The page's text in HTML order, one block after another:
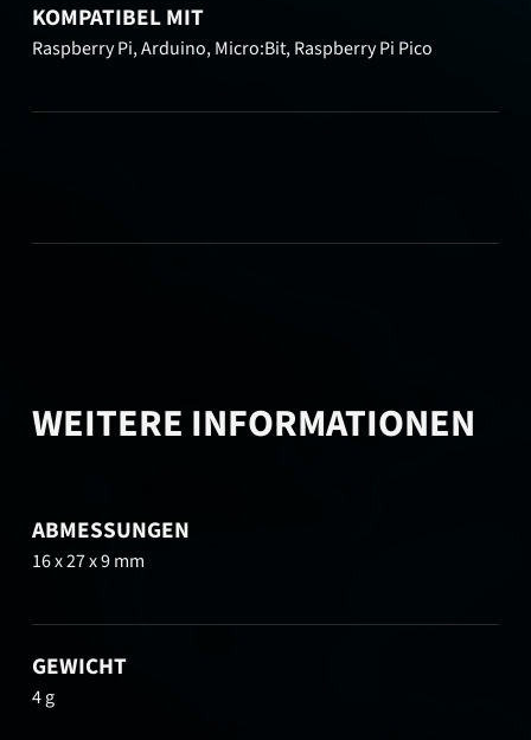
KOMPATIBEL MIT
Raspberry Pi, Arduino, Micro:Bit, Raspberry Pi Pico
WEITERE INFORMATIONEN
ABMESSUNGEN
16 x 27 x 9 mm
GEWICHT
4 g